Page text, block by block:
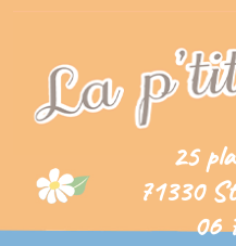
25
71330
06